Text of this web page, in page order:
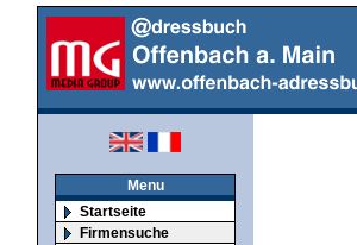
Menu
Startseite
Firmensuche